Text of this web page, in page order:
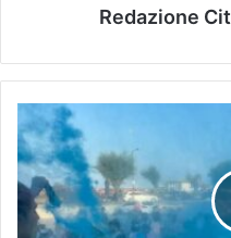
Redazione